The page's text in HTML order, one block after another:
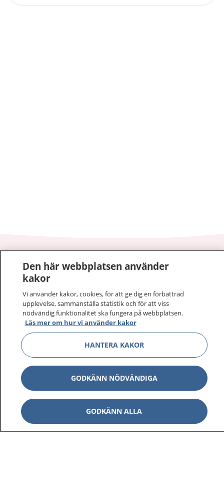
1177 – tryggt om din hälsa och vård
På 1177.se får du råd om hälsa och information om
sjukdomar och vilka mottagningar du kan kontakta.
Logga in för att läsa din journal och göra dina
vårdärenden. Ring telefonnummer 1177 för
sjukvårdsrådgivning dygnet runt.
1177 ger dig råd när du vill må bättre.
1177 på flera språk Visa
Visa
Den här webbplatsen använder
kakor
Vi använder kakor, cookies, för att ge dig en förbättrad
upplevelse, sammanställa statistik och för att viss
nödvändig funktionalitet ska fungera på webbplatsen.
Läs mer om hur vi använder kakor
HANTERA KAKOR
GODKÄNN NÖDVÄNDIGA
GODKÄNN ALLA